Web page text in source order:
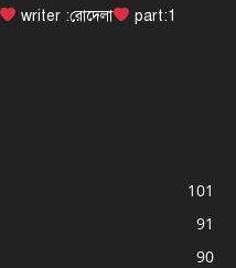
writer :রোদেলা part:1
101
91
90